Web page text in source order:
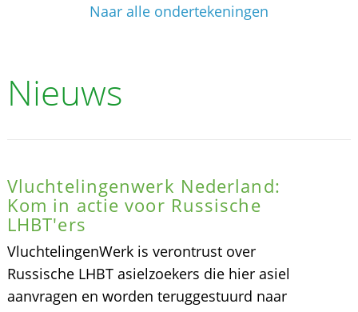
Naar alle ondertekeningen
Nieuws
Vluchtelingenwerk Nederland:
Kom in actie voor Russische
LHBT'ers
VluchtelingenWerk is verontrust over
Russische LHBT asielzoekers die hier asiel
aanvragen en worden teruggestuurd naar